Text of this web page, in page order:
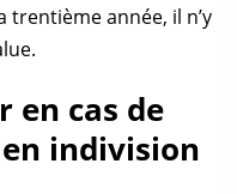
année, il n’y
en cas de
indivision